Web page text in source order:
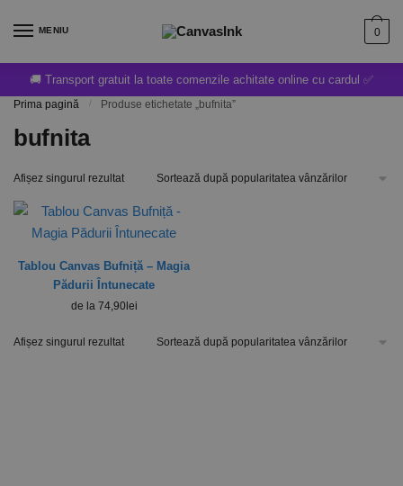
MENIU 0
🚚 Transport gratuit la toate comenzile achitate online cu cardul ✅
Prima pagină / Produse etichetate „bufnita”
bufnita
Afișez singurul rezultat
Tablou Canvas Bufniță – Magia
Pădurii Întunecate
de la 74,90lei
Afișez singurul rezultat